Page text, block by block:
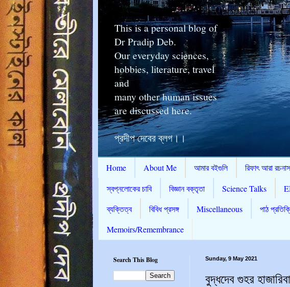
This is a personal blog of
Dr Pradip Deb.
Our everyday sciences,
hobbies, literature, travel
and
many other human issues
are discussed here.
প্রদীপ দেবের ব্লগ।।
Home About Me আমার বইগুলি রিফাৎ আরা
স্বপ্নলোকের চাবি
বিজ্ঞান বক্তৃতা Science Talks
ব্যক্তিত্ব
বিবিধ প্রসঙ্গ Miscellaneous পাঠ
Memoirs/Remembrance
Sunday, 9 May 2021
বুদ্ধদেব গুহর
Search This Blog